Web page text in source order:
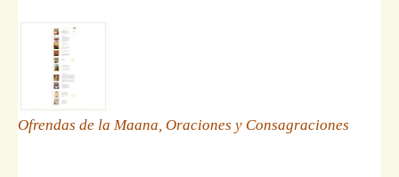
Ofrendas de la Maana, Oraciones y Consagraciones